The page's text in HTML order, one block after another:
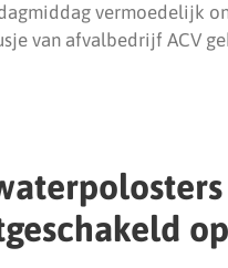
vermoedelijk
van afvalbedrijf ACV